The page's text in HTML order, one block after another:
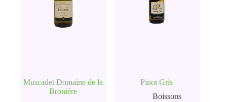
Muscadet Domaine de la
Bronière
Pinot Gris
Boissons